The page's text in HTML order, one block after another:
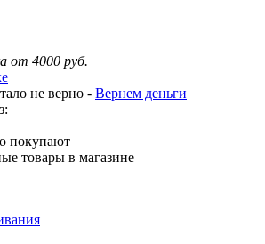
от 4000 руб.
не верно - Вернем деньги
покупают
товары в магазине